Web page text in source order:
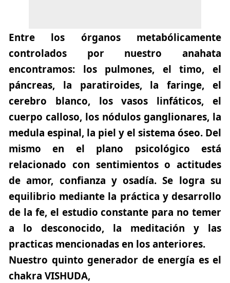
Entre los órganos metabólicamente
controlados por nuestro anahata
encontramos: los pulmones, el timo, el
páncreas, la paratiroides, la faringe, el
cerebro blanco, los vasos linfáticos, el
cuerpo calloso, los nódulos ganglionares, la
medula espinal, la piel y el sistema óseo. Del
mismo en el plano psicológico está
relacionado con sentimientos o actitudes
de amor, confianza y osadía. Se logra su
equilibrio mediante la práctica y desarrollo
de la fe, el estudio constante para no temer
a lo desconocido, la meditación y las
practicas mencionadas en los anteriores.
Nuestro quinto generador de energía es el
chakra VISHUDA,